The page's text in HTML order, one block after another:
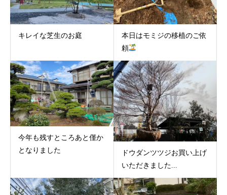
キレイな芝生のお庭
本日はモミジの移植のご依
頼
今年も残すところあと僅か
となりました
ドウダンツツジお買い上げ
いただきました...